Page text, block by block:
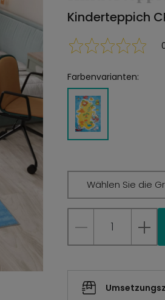
Kinderteppich
Farbenvarianten:
Wählen Sie die